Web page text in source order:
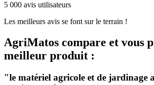
5 000 avis utilisateurs
Les meilleurs avis se font sur le terrain !
AgriMatos compare et vous
meilleur produit :
"le matériel agricole et de jardinage